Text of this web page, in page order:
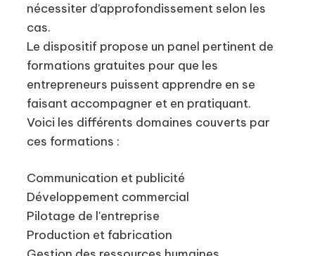
nécessiter d’approfondissement selon les
cas.
Le dispositif propose un panel pertinent de
formations gratuites pour que les
entrepreneurs puissent apprendre en se
faisant accompagner et en pratiquant.
Voici les différents domaines couverts par
ces formations :
Communication et publicité
Développement commercial
Pilotage de l'entreprise
Production et fabrication